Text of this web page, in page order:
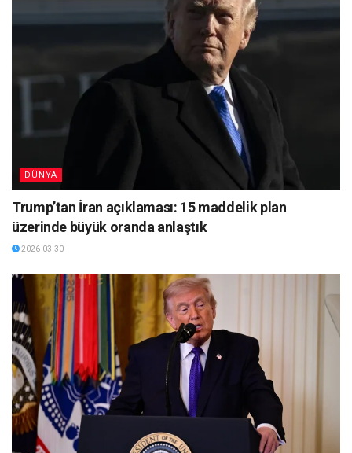
DÜNYA
Trump’tan İran açıklaması: 15 maddelik plan
üzerinde büyük oranda anlaştık
2026-03-30